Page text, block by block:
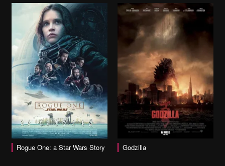
Rogue One: a Star Wars Story
vai alla scheda Godzilla